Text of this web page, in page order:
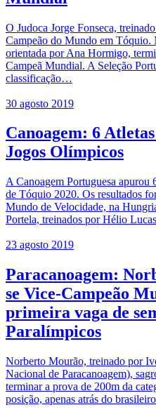
O Judoca Jorge Fonseca,
Campeão do Mundo em
orientada por Ana Hormigo,
Campeã Mundial. A Seleção
classificação…
30 agosto 2019
Canoagem: 6
Jogos Olímpicos
A Canoagem Portuguesa apurou
de Tóquio 2020. Os resultados
Mundo de Velocidade, na
Portela, treinados por Hélio
23 agosto 2019
Paracanoagem:
se Vice-Campeão
primeira vaga de
Paralímpicos
Norberto Mourão, treinado por
Nacional de Paracanoagem),
terminar a prova de 200m da
posição, apenas atrás do